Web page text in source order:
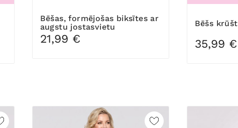
Bēšas, formējošas biksītes ar
augstu jostasvietu
21,99 €
Bēšs
35,99 €